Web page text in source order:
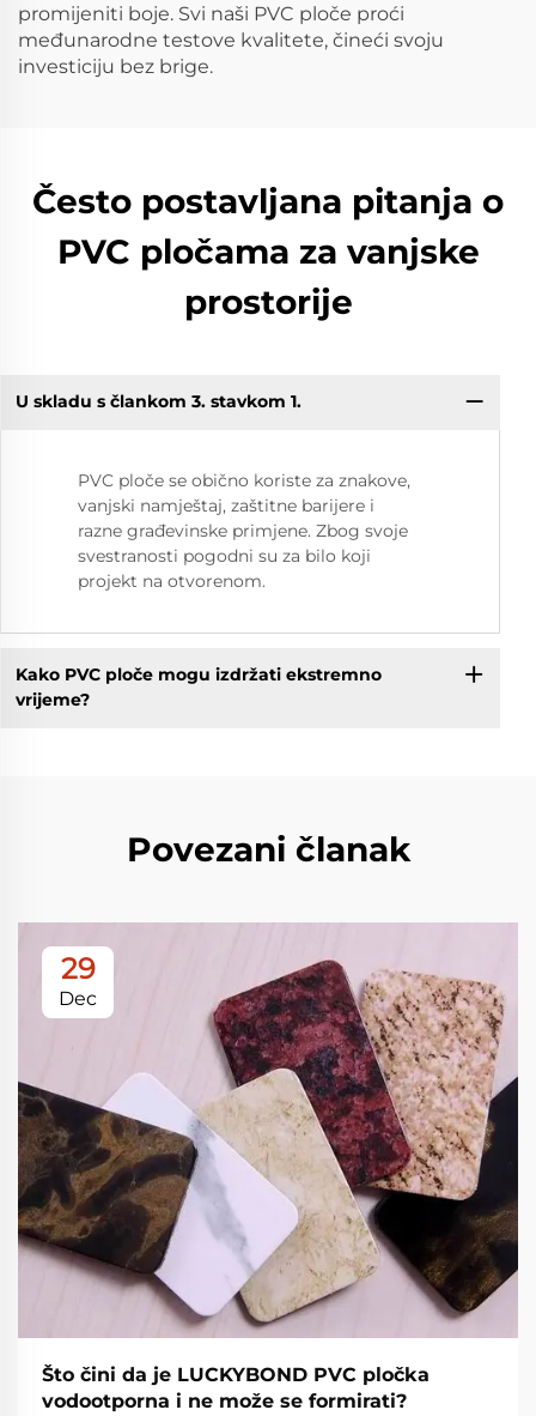
promijeniti boje. Svi naši PVC ploče proći
međunarodne testove kvalitete, čineći svoju
investiciju bez brige.
Često postavljana pitanja o
PVC pločama za vanjske
prostorije
U skladu s člankom 3. stavkom 1.
PVC ploče se obično koriste za znakove,
vanjski namještaj, zaštitne barijere i
razne građevinske primjene. Zbog svoje
svestranosti pogodni su za bilo koji
projekt na otvorenom.
Kako PVC ploče mogu izdržati ekstremno
vrijeme?
Povezani članak
29
Dec
Što čini da je LUCKYBOND PVC pločka
vodootporna i ne može se formirati?